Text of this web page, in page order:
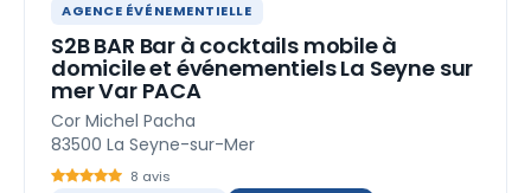
AGENCE ÉVÉNEMENTIELLE
S2B BAR Bar à cocktails mobile à
domicile et événementiels La Seyne sur
mer Var PACA
Cor Michel Pacha
83500 La Seyne-sur-Mer
8 avis